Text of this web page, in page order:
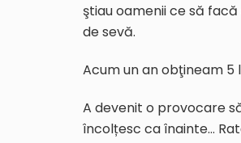
ştiau oamenii ce să
de sevă.
Acum un an obţineam 5
A devenit o provocare
încolțesc ca înainte…